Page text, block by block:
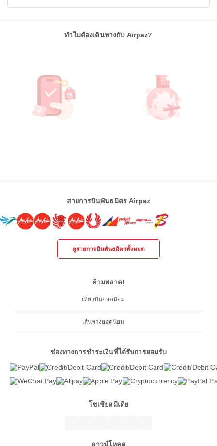
ทำไมต้องเดินทางกับ Airpaz?
สายการบินพันธมิตร Airpaz
ดูสายการบินพันธมิตรทั้งหมด
ห้ามพลาด!
เที่ยวบินยอดนิยม
เส้นทางยอดนิยม
ช่องทางการชำระเงินที่ได้รับการยอมรับ
โซเชียลมีเดีย
ดาวน์โหลด